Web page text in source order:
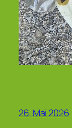
26. Mai 2026